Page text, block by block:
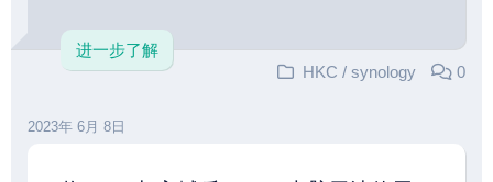
进一步了解
HKC / synology 0
2023年 6月 8日